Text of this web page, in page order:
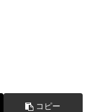
コピー